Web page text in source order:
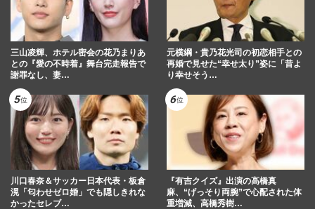
三山凌輝、ホテル密会の花乃まりあ
との『愛の不時着』舞台完走報告で
謝罪なし、妻…
元横綱・貴乃花光司の初恋相手との
再婚で見せた“幸せ太り”姿に「昔よ
り幸せそう…
川口春奈＆サッカー日本代表・板倉
滉「匂わせゼロ婚」でも隠しきれな
かったセレブ…
『有吉クイズ』出演の高橋真
麻、“げっそり両腕”で心配された体
重増減、高橋秀樹…